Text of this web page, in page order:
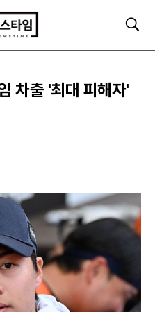
검
차출 '최대 피해자'